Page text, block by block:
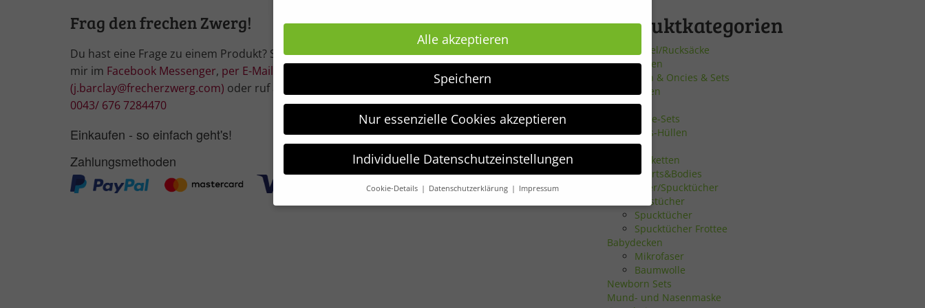
Frag den frechen Zwerg!
Du hast eine Frage zu einem Produkt? Schreibe
mir im Facebook Messenger, per E-Mail
(j.barclay@frecherzwerg.com) oder ruf an:
0043/ 676 7284470
Einkaufen - so einfach geht's!
Zahlungsmethoden
Newsletter
Erhalte die neuesten Kindermodetrends und
aktuelle Angebote als erster.
JETZT ANMELDEN!
Produktkategorien
Turnbeutel/Rucksäcke
Spielsachen
Latzhosen & Oncies & Sets
Geldbörsen
Socken
Geschenke-Sets
Muki-Pass-Hüllen
Röcke
Schnullerketten
Pullis, Shirts&Bodies
Halstücher/Spucktücher
Halstücher
Spucktücher
Spucktücher Frottee
Babydecken
Mikrofaser
Baumwolle
Newborn Sets
Mund- und Nasenmaske
Alle akzeptieren
Speichern
Nur essenzielle Cookies akzeptieren
Individuelle Datenschutzeinstellungen
Cookie-Details Datenschutzerklärung Impressum
Datenschutzeinstellungen
Einige von ihnen sind essenziell, während andere uns helfen, diese Website
Hier finden Sie eine Übersicht über alle verwendeten Cookies. Sie können